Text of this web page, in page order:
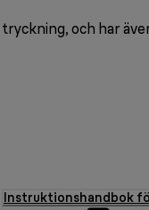
och har
Instruktionshandbok